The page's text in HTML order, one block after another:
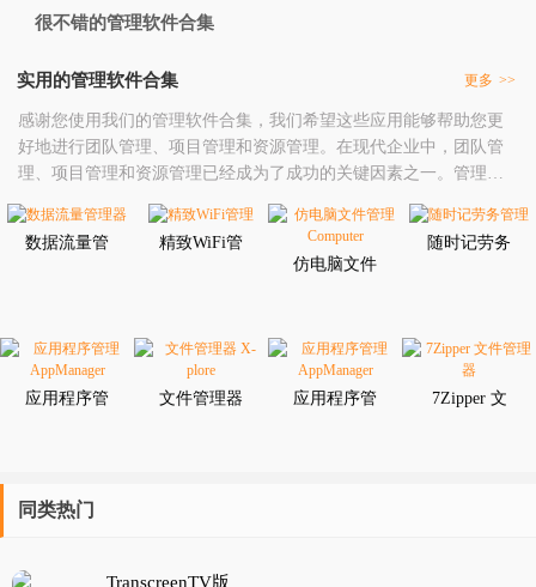
很不错的管理软件合集
实用的管理软件合集 更多 >>
感谢您使用我们的管理软件合集，我们希望这些应用能够帮助您更
好地进行团队管理、项目管理和资源管理。在现代企业中，团队管
理、项目管理和资源管理已经成为了成功的关键因素之一。管理软
件可以为我们提供各种类型的团队管理工具、项目管理工具、资源
管理工具等等，让我们可以随时随地进行高效的管理和协调。我们
的合集包括了各种类型的管理软件，涵盖了团队管理、项目管理、
数据流量管
精致WiFi管
仿电脑文件
随时记劳务
应用程序管
文件管理器
应用程序管
7Zipper 文
同类热门
TranscreenTV版